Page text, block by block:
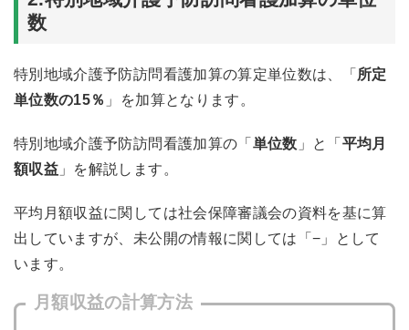
数
特別地域介護予防訪問看護加算の算定単位数は、「 所定
単位数の15％ 」を加算となります。
特別地域介護予防訪問看護加算の「 単位数 」と「 平均月
額収益 」を解説します。
平均月額収益に関しては社会保障審議会の資料を基に算
出していますが、未公開の情報に関しては「−」として
います。
月額収益の計算方法